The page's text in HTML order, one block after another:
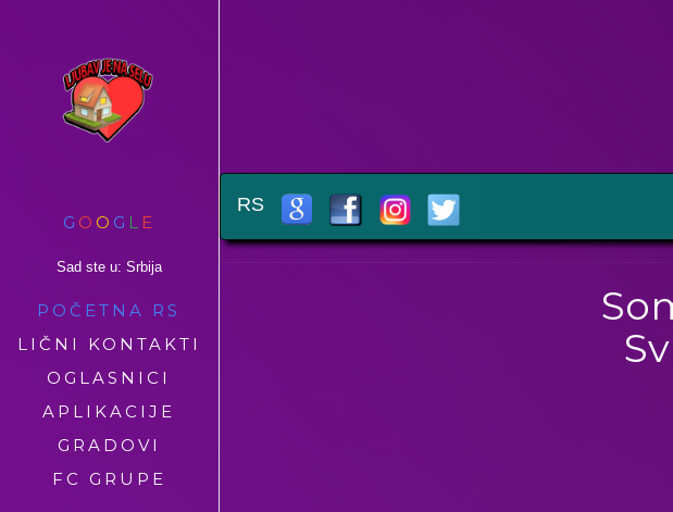
G O O G L E
Sad ste u: Srbija
POČETNA RS
LIČNI KONTAKTI
OGLASNICI
APLIKACIJE
GRADOVI
FC GRUPE
RS